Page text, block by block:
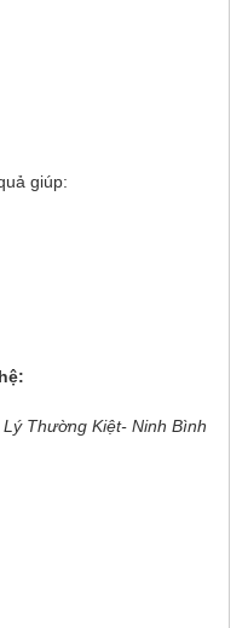
giúp:
Thường Kiệt- Ninh Bình